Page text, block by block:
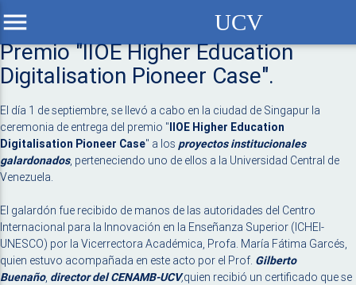
UCV
menu
Premio "IIOE Higher Education
Digitalisation Pioneer Case".
El día 1 de septiembre, se llevó a cabo en la ciudad de Singapur la
ceremonia de entrega del premio "IIOE Higher Education
Digitalisation Pioneer Case" a los proyectos institucionales
galardonados, perteneciendo uno de ellos a la Universidad Central de
Venezuela.
El galardón fue recibido de manos de las autoridades del Centro
Internacional para la Innovación en la Enseñanza Superior (ICHEI-
UNESCO) por la Vicerrectora Académica, Profa. María Fátima Garcés,
quien estuvo acompañada en este acto por el Prof. Gilberto
Buenaño, director del CENAMB-UCV,quien recibió un certificado que se